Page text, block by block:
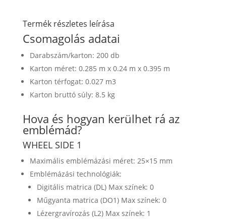
Termék részletes leírása
Csomagolás adatai
Darabszám/karton: 200 db
Karton méret: 0.285 m x 0.24 m x 0.395 m
Karton térfogat: 0.027 m3
Karton bruttó súly: 8.5 kg
Hova és hogyan kerülhet rá az
emblémád?
WHEEL SIDE 1
Maximális emblémázási méret: 25×15 mm
Emblémázási technológiák:
Digitális matrica (DL) Max színek: 0
Műgyanta matrica (DO1) Max színek: 0
Lézergravírozás (L2) Max színek: 1